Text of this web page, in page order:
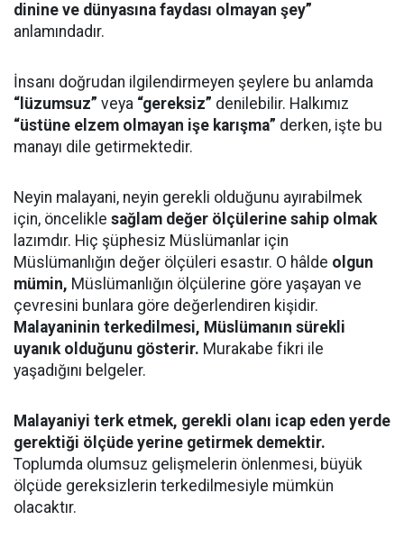
dinine ve dünyasına faydası olmayan şey”
anlamındadır.
İnsanı doğrudan ilgilendirmeyen şeylere bu anlamda
“lüzumsuz” veya “gereksiz” denilebilir. Halkımız
“üstüne elzem olmayan işe karışma” derken, işte bu
manayı dile getirmektedir.
Neyin malayani, neyin gerekli olduğunu ayırabilmek
için, öncelikle sağlam değer ölçülerine sahip olmak
lazımdır. Hiç şüphesiz Müslümanlar için
Müslümanlığın değer ölçüleri esastır. O hâlde olgun
mümin, Müslümanlığın ölçülerine göre yaşayan ve
çevresini bunlara göre değerlendiren kişidir.
Malayaninin terkedilmesi, Müslümanın sürekli
uyanık olduğunu gösterir. Murakabe fikri ile
yaşadığını belgeler.
Malayaniyi terk etmek, gerekli olanı icap eden yerde
gerektiği ölçüde yerine getirmek demektir.
Toplumda olumsuz gelişmelerin önlenmesi, büyük
ölçüde gereksizlerin terkedilmesiyle mümkün
olacaktır.